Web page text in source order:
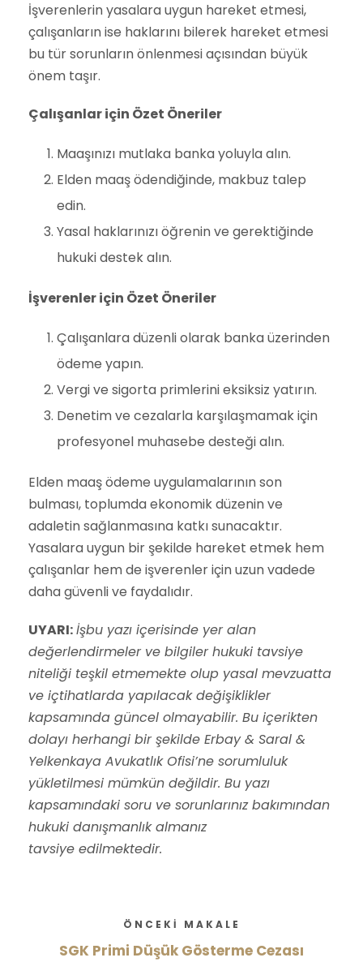
İşverenlerin yasalara uygun hareket etmesi,
çalışanların ise haklarını bilerek hareket etmesi
bu tür sorunların önlenmesi açısından büyük
önem taşır.
Çalışanlar için Özet Öneriler
Maaşınızı mutlaka banka yoluyla alın.
Elden maaş ödendiğinde, makbuz talep
edin.
Yasal haklarınızı öğrenin ve gerektiğinde
hukuki destek alın.
İşverenler için Özet Öneriler
Çalışanlara düzenli olarak banka üzerinden
ödeme yapın.
Vergi ve sigorta primlerini eksiksiz yatırın.
Denetim ve cezalarla karşılaşmamak için
profesyonel muhasebe desteği alın.
Elden maaş ödeme uygulamalarının son
bulması, toplumda ekonomik düzenin ve
adaletin sağlanmasına katkı sunacaktır.
Yasalara uygun bir şekilde hareket etmek hem
çalışanlar hem de işverenler için uzun vadede
daha güvenli ve faydalıdır.
UYARI:İşbu yazı içerisinde yer alan
değerlendirmeler ve bilgiler hukuki tavsiye
niteliği teşkil etmemekte olup yasal mevzuatta
ve içtihatlarda yapılacak değişiklikler
kapsamında güncel olmayabilir. Bu içerikten
dolayı herhangi bir şekilde Erbay & Saral &
Yelkenkaya Avukatlık Ofisi’ne sorumluluk
yükletilmesi mümkün değildir. Bu yazı
kapsamındaki soru ve sorunlarınız bakımından
hukuki danışmanlık almanız
tavsiye edilmektedir.
ÖNCEKI MAKALE
SGK Primi Düşük Gösterme Cezası